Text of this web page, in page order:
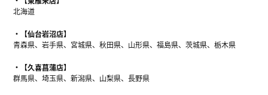
北海道
【仙台岩沼店】
青森県、岩手県、宮城県、秋田県、山形県、福島県、茨城県、栃木県
【久喜菖蒲店】
群馬県、埼玉県、新潟県、山梨県、長野県